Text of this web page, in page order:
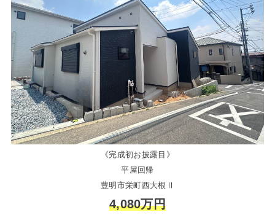
《完成初お披露目》
平屋回帰
豊明市栄町西大根Ⅱ
4,080万円